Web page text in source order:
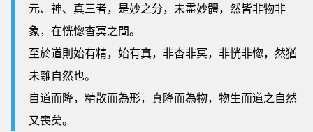
元、神、真三者，是妙之分，未盡妙體，然皆非物非
象，在恍惚杳冥之間。
至於道則始有精，始有真，非杳非冥，非恍非惚，然猶
未離自然也。
自道而降，精散而為形，真降而為物，物生而道之自然
又喪矣。